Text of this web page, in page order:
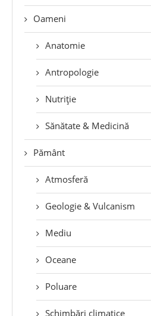
Oameni
Anatomie
Antropologie
Nutriție
Sănătate & Medicină
Pământ
Atmosferă
Geologie & Vulcanism
Mediu
Oceane
Poluare
Schimbări climatice